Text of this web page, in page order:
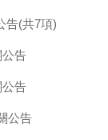
告(共7項)
公告
公告
公告